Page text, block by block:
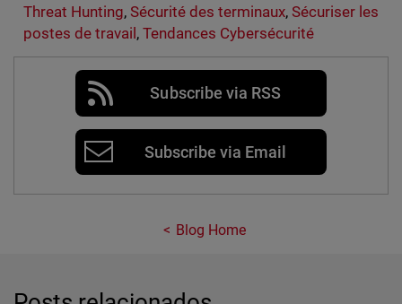
Threat Hunting, Sécurité des terminaux,Sécuriser les
postes de travail, Tendances Cybersécurité
Subscribe via RSS
Subscribe via Email
Blog Home